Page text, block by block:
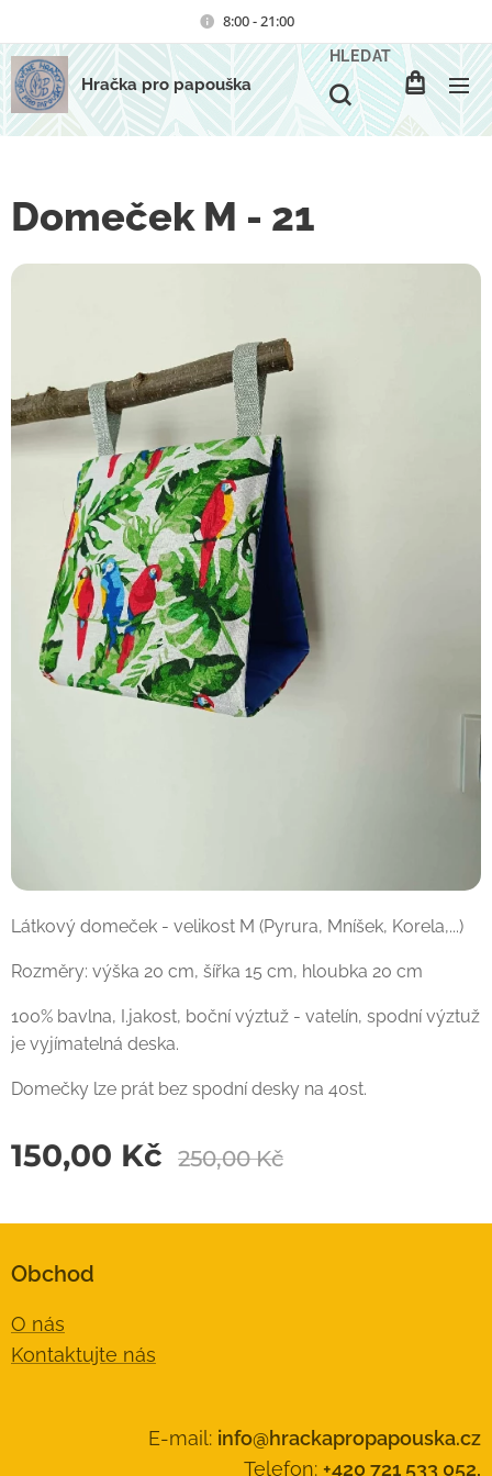
8:00 - 21:00
Hračka pro papouška
HLEDAT
Domeček M - 21
Látkový domeček - velikost M (Pyrura, Mníšek, Korela,...)
Rozměry: výška 20 cm, šířka 15 cm, hloubka 20 cm
100% bavlna, I.jakost, boční výztuž - vatelín, spodní výztuž
je vyjímatelná deska.
Domečky lze prát bez spodní desky na 40st.
150,00 Kč 250,00Kč
Obchod
O nás
Kontaktujte nás
E-mail: info@hrackapropapouska.cz
Telefon: +420 721 533 052,